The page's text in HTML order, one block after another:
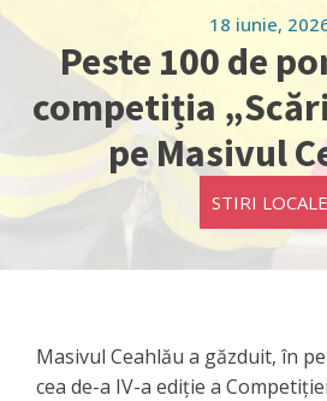
18 iunie,
Peste 100 de
competiția
pe Masivul
STIRI LOCALE
Masivul Ceahlău a găzduit, în
cea de-a IV-a ediție a